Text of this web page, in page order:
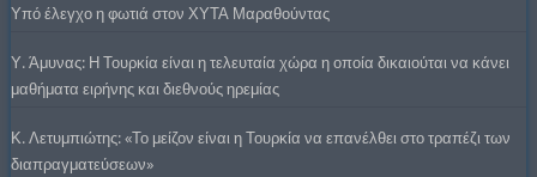
Υπό έλεγχο η φωτιά στον ΧΥΤΑ Μαραθούντας
Υ. Άμυνας: Η Τουρκία είναι η τελευταία χώρα η οποία δικαιούται να κάνει
μαθήματα ειρήνης και διεθνούς ηρεμίας
Κ. Λετυμπιώτης: «Το μείζον είναι η Τουρκία να επανέλθει στο τραπέζι των
διαπραγματεύσεων»